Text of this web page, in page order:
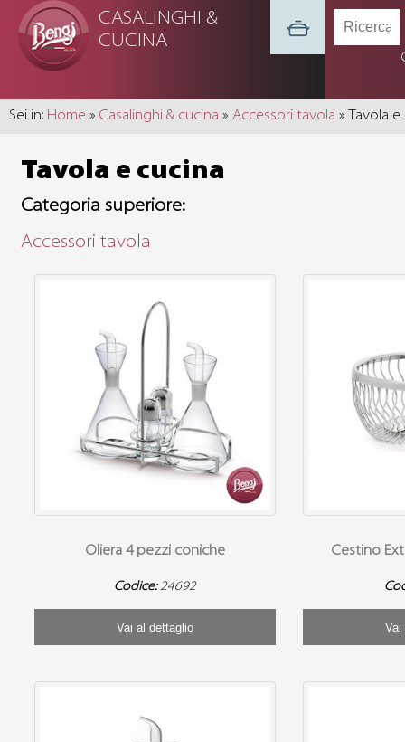
CASALINGHI &
CUCINA
Sei in: Home » Casalinghi & cucina » Accessori tavola » Tavola
Tavola e cucina
Categoria superiore:
Accessori tavola
Oliera 4 pezzi coniche
Codice:24692
Vai al dettaglio
Cestino
Vai